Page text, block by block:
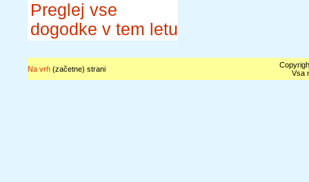
Preglej vse
dogodke v tem letu
Na vrh(začetne) strani
Vsa